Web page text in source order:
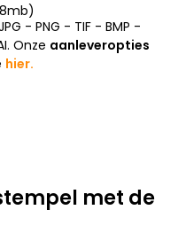
met de
- PNG - TIF - BMP -
Onze aanleveropties
hier.